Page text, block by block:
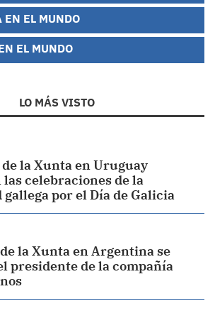
EL MUNDO
EL MUNDO
LO MÁS VISTO
de la Xunta en Uruguay
celebraciones de la
por el Día de Galicia
la Xunta en Argentina se
presidente de la compañía